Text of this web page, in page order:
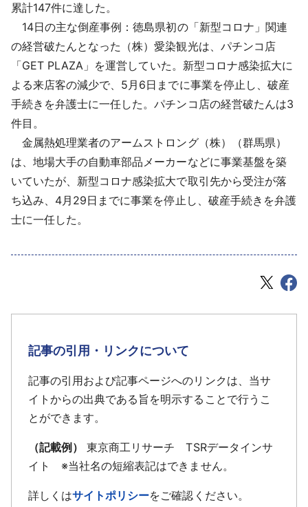
累計147件に達した。
14日の主な倒産事例：徳島県初の「新型コロナ」関連
の経営破たんとなった（株）愛染観光は、パチンコ店
「GET PLAZA」を運営していた。新型コロナ感染拡大に
よる来店客の減少で、5月6日までに事業を停止し、破産
手続きを弁護士に一任した。パチンコ店の経営破たんは3
件目。
金属熱処理業者のアームストロング（株）（群馬県）
は、地場大手の自動車部品メーカーなどに事業基盤を築
いていたが、新型コロナ感染拡大で取引先から受注が落
ち込み、4月29日までに事業を停止し、破産手続きを弁護
士に一任した。
記事の引用・リンクについて
記事の引用および記事ページへのリンクは、当サ
イトからの出典である旨を明示することで行うこ
とができます。
（記載例）
東京商工リサーチ TSRデータインサ
イト ※当社名の短縮表記はできません。
詳しくはサイトポリシーをご確認ください。